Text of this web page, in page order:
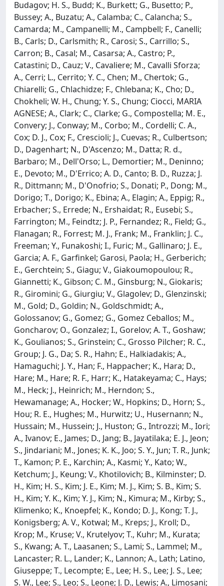
Budagov; H. S., Budd; K., Burkett; G., Busetto; P.,
Bussey; A., Buzatu; A., Calamba; C., Calancha; S.,
Camarda; M., Campanelli; M., Campbell; F., Canelli;
B., Carls; D., Carlsmith; R., Carosi; S., Carrillo; S.,
Carron; B., Casal; M., Casarsa; A., Castro; P.,
Catastini; D., Cauz; V., Cavaliere; M., Cavalli Sforza;
A., Cerri; L., Cerrito; Y. C., Chen; M., Chertok; G.,
Chiarelli; G., Chlachidze; F., Chlebana; K., Cho; D.,
Chokheli; W. H., Chung; Y. S., Chung; Ciocci, MARIA
AGNESE; A., Clark; C., Clarke; G., Compostella; M. E.,
Convery; J., Conway; M., Corbo; M., Cordelli; C. A.,
Cox; D. J., Cox; F., Crescioli; J., Cuevas; R., Culbertson;
D., Dagenhart; N., D'Ascenzo; M., Datta; R. d.,
Barbaro; M., Dell'Orso; L., Demortier; M., Deninno;
E., Devoto; M., D'Errico; A. D., Canto; B. D., Ruzza; J.
R., Dittmann; M., D'Onofrio; S., Donati; P., Dong; M.,
Dorigo; T., Dorigo; K., Ebina; A., Elagin; A., Eppig; R.,
Erbacher; S., Errede; N., Ershaidat; R., Eusebi; S.,
Farrington; M., Feindtz; J. P., Fernandez; R., Field; G.,
Flanagan; R., Forrest; M. J., Frank; M., Franklin; J. C.,
Freeman; Y., Funakoshi; I., Furic; M., Gallinaro; J. E.,
Garcia; A. F., Garfinkel; Garosi, Paola; H., Gerberich;
E., Gerchtein; S., Giagu; V., Giakoumopoulou; R.,
Giannetti; K., Gibson; C. M., Ginsburg; N., Giokaris;
R., Giromini; G., Giurgiu; V., Glagolev; D., Glenzinski;
M., Gold; D., Goldin; N., Goldschmidt; A.,
Golossanov; G., Gomez; G., Gomez Ceballos; M.,
Goncharov; O., Gonzalez; I., Gorelov; A. T., Goshaw;
K., Goulianos; S., Grinstein; C., Grosso Pilcher; R. C.,
Group; J. G., Da; S. R., Hahn; E., Halkiadakis; A.,
Hamaguchi; J. Y., Han; F., Happacher; K., Hara; D.,
Hare; M., Hare; R. F., Harr; K., Hatakeyama; C., Hays;
M., Heck; J., Heinrich; M., Herndon; S.,
Hewamanage; A., Hocker; W., Hopkins; D., Horn; S.,
Hou; R. E., Hughes; M., Hurwitz; U., Husernann; N.,
Hussain; M., Hussein; J., Huston; G., Introzzi; M., Iori;
A., Ivanov; E., James; D., Jang; B., Jayatilaka; E. J., Jeon;
S., Jindariani; M., Jones; K. K., Joo; S. Y., Jun; T. R., Junk;
T., Kamon; P. E., Karchin; A., Kasmi; Y., Kato; W.,
Ketchum; J., Keung; V., Khotilovich; B., Kilminster; D.
H., Kim; H. S., Kim; J. E., Kim; M. J., Kim; S. B., Kim; S.
H., Kim; Y. K., Kim; Y. J., Kim; N., Kimura; M., Kirby; S.,
Klimenko; K., Knoepfel; K., Kondo; D. J., Kong; T. J.,
Konigsberg; A. V., Kotwal; M., Kreps; J., Kroll; D.,
Krop; M., Kruse; V., Krutelyov; T., Kuhr; M., Kurata;
S., Kwang; A. T., Laasanen; S., Lami; S., Lammel; M.,
Lancaster; R. L., Lander; K., Lannon; A., Lath; Latino,
Giuseppe; T., Lecompte; E., Lee; H. S., Lee; J. S., Lee;
S. W., Lee; S., Leo; S., Leone; J. D., Lewis; A., Limosani;